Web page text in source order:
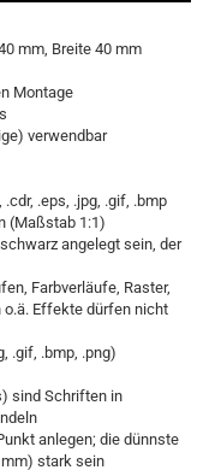
mm, Breite 40 mm
Montage
verwendbar
.eps, .jpg, .gif, .bmp
(Maßstab 1:1)
angelegt sein, der
Farbverläufe, Raster,
Effekte dürfen nicht
.gif, .bmp, .png)
sind Schriften in
anlegen; die dünnste
stark sein